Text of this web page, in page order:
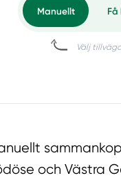
och Västra